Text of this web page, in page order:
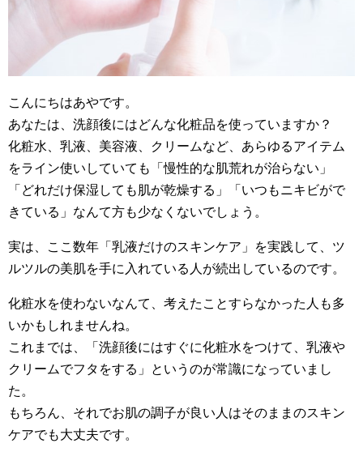
こんにちはあやです。
あなたは、洗顔後にはどんな化粧品を使っていますか？
化粧水、乳液、美容液、クリームなど、あらゆるアイテム
をライン使いしていても「慢性的な肌荒れが治らない」
「どれだけ保湿しても肌が乾燥する」「いつもニキビがで
きている」なんて方も少なくないでしょう。
実は、ここ数年「乳液だけのスキンケア」を実践して、ツ
ルツルの美肌を手に入れている人が続出しているのです。
化粧水を使わないなんて、考えたことすらなかった人も多
いかもしれませんね。
これまでは、「洗顔後にはすぐに化粧水をつけて、乳液や
クリームでフタをする」というのが常識になっていまし
た。
もちろん、それでお肌の調子が良い人はそのままのスキン
ケアでも大丈夫です。